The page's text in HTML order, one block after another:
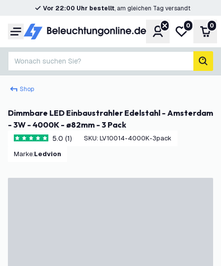
Vor 22:00 Uhr bestellt, am gleichen Tag versandt
Menü KontoMeine
0 0
Wonach suchen Sie?
Shop
Dimmbare LED Einbaustrahler Edelstahl - Amsterdam
- 3W - 4000K - ø82mm - 3 Pack
5 Bewertungssterne
5.0 (1) SKU: LV10014-4000K-3pack
Marke: Ledvion